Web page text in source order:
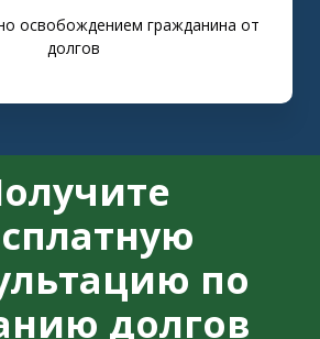
освобождением гражданина от
долгов
по
долгов